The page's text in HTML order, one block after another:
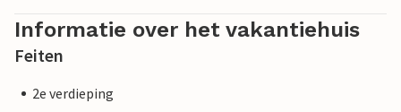
Informatie over het vakantiehuis
Feiten
2e verdieping